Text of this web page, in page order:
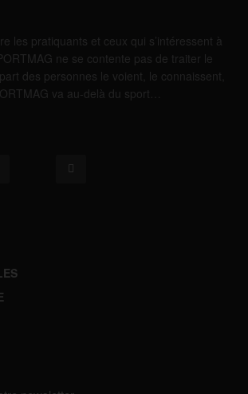
les pratiquants et ceux qui s’intéressent à
ne se contente pas de traiter le
des personnes le voient, le connaissent,
va au-delà du sport…